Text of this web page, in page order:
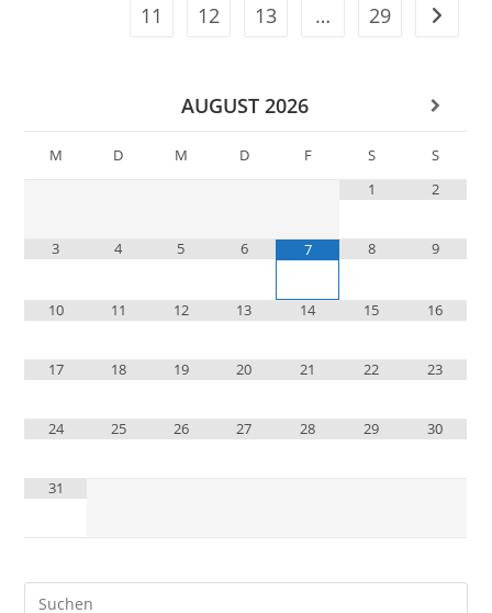
11
12 13 … 29 Zur
AUGUST 2026
M D M D F S
S
1
2
3 4 5 6 7 8 9
10 11 12 13 14 15 16
17 18 19 20 21 22 23
24 25 26 27 28 29 30
31